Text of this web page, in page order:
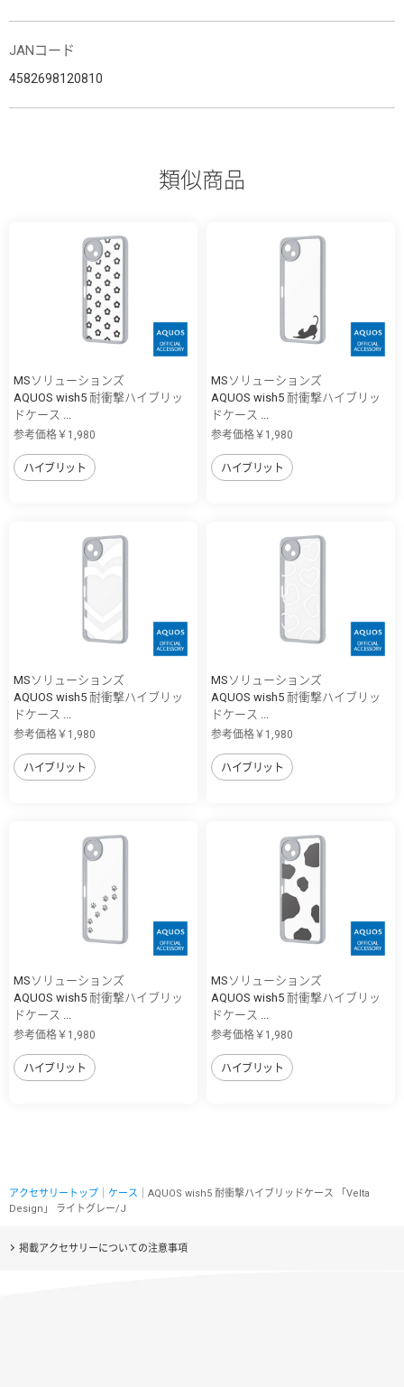
JANコード
4582698120810
類似商品
MSソリューションズ
AQUOS wish5 耐衝撃ハイブリッ
ドケース ...
参考価格￥1,980
ハイブリット
MSソリューションズ
AQUOS wish5 耐衝撃ハイブリッ
ドケース ...
参考価格￥1,980
ハイブリット
MSソリューションズ
AQUOS wish5 耐衝撃ハイブリッ
ドケース ...
参考価格￥1,980
ハイブリット
MSソリューションズ
AQUOS wish5 耐衝撃ハイブリッ
ドケース ...
参考価格￥1,980
ハイブリット
MSソリューションズ
AQUOS wish5 耐衝撃ハイブリッ
ドケース ...
参考価格￥1,980
ハイブリット
MSソリューションズ
AQUOS wish5 耐衝撃ハイブリッ
ドケース ...
参考価格￥1,980
ハイブリット
アクセサリートップ ケース ｜AQUOS wish5 耐衝撃ハイブリッドケース 「Velta
Design」 ライトグレー/J
掲載アクセサリーについての注意事項